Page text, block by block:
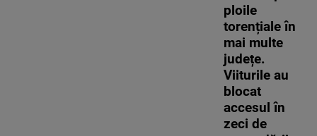
ploile
torențiale în
mai multe
județe.
Viiturile au
blocat
accesul în
zeci de